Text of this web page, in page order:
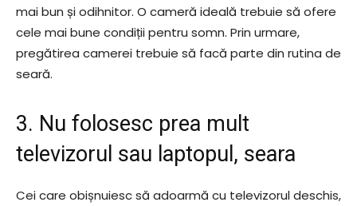
mai bun și odihnitor. O cameră ideală trebuie să ofere
cele mai bune condiții pentru somn. Prin urmare,
pregătirea camerei trebuie să facă parte din rutina de
seară.
3. Nu folosesc prea mult
televizorul sau laptopul, seara
Cei care obișnuiesc să adoarmă cu televizorul deschis,